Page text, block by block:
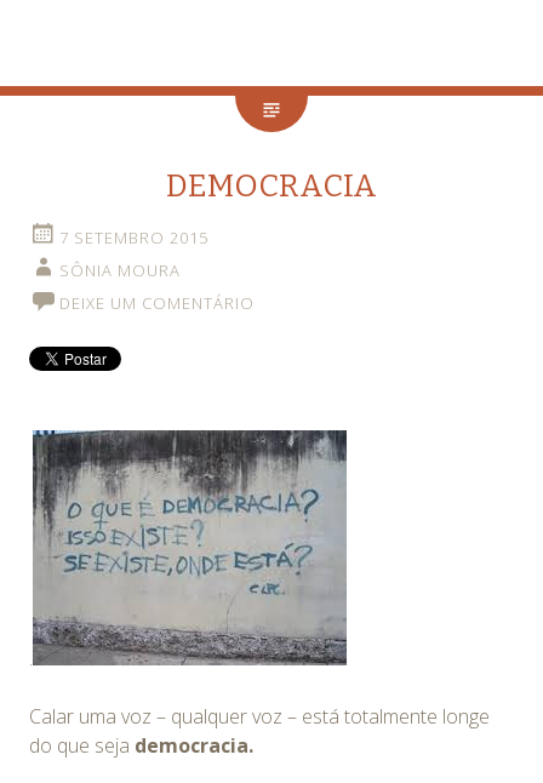
DEMOCRACIA
7 SETEMBRO 2015
SÔNIA MOURA
DEIXE UM COMENTÁRIO
.
Calar uma voz – qualquer voz – está totalmente longe
do que seja democracia.